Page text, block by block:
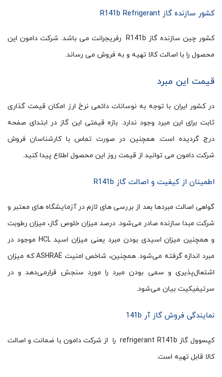
کشور سازنده گاز R141b Refrigerant
کشور چین سازنده گاز R141b رفریجرانت می باشد. شرکت دامون این
محصول را با اصالت کالا تهیه و به فروش می رساند.
قیمت این مبرد
در کشور ایران با توجه به نوسانات دائمی نرخ ارز امکان قیمت گذاری
ثابت برای این مبرد وجود ندارد. بازه قیمتی این گاز در ابتدای صفحه
درج گردیده است. همچنین در صورت تماس با کارشناسان فروش
شرکت دامون می توانید از قیمت روز این محصول اطلاع پیدا کنید.
اطمینان از کیفیت و اصالت گاز R141b
گواهی اصالت مبردها بعد از بررسی های لازم در آزمایشگاه های معتبر و
شرکت مبدا سازنده صادر می‌شود. درصد میزان خلوص گاز، میزان رطوبت
و همچنین میزان اسیدی بودن مبرد یعنی میزان اسید HCL موجود در
مبرد اندازه گرفته ‌می‌شود. همچنین، شاخص امنیت ASHRAE که میزان
اشتعال‌پذیری و سمی ‌بودن مبرد را مورد سنجش قرار‌می‌دهد و در
سرتیفیکیت بیان می‌شود.
نمایندگی فروش گاز آر 141b
کپسوول گاز refrigerant R141b را از شرکت دامون با ضمانت و اصالت
کالا قابل تهیه است.